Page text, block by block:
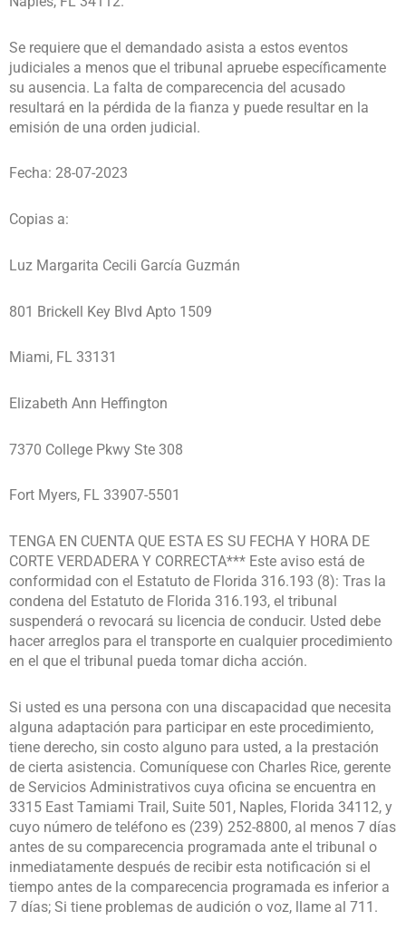
Se requiere que el demandado asista a estos eventos
judiciales a menos que el tribunal apruebe específicamente
su ausencia. La falta de comparecencia del acusado
resultará en la pérdida de la fianza y puede resultar en la
emisión de una orden judicial.
Fecha: 28-07-2023
Copias a:
Luz Margarita Cecili García Guzmán
801 Brickell Key Blvd Apto 1509
Miami, FL 33131
Elizabeth Ann Heffington
7370 College Pkwy Ste 308
Fort Myers, FL 33907-5501
TENGA EN CUENTA QUE ESTA ES SU FECHA Y HORA DE
CORTE VERDADERA Y CORRECTA*** Este aviso está de
conformidad con el Estatuto de Florida 316.193 (8): Tras la
condena del Estatuto de Florida 316.193, el tribunal
suspenderá o revocará su licencia de conducir. Usted debe
hacer arreglos para el transporte en cualquier procedimiento
en el que el tribunal pueda tomar dicha acción.
Si usted es una persona con una discapacidad que necesita
alguna adaptación para participar en este procedimiento,
tiene derecho, sin costo alguno para usted, a la prestación
de cierta asistencia. Comuníquese con Charles Rice, gerente
de Servicios Administrativos cuya oficina se encuentra en
3315 East Tamiami Trail, Suite 501, Naples, Florida 34112, y
cuyo número de teléfono es (239) 252-8800, al menos 7 días
antes de su comparecencia programada ante el tribunal o
inmediatamente después de recibir esta notificación si el
tiempo antes de la comparecencia programada es inferior a
7 días; Si tiene problemas de audición o voz, llame al 711.